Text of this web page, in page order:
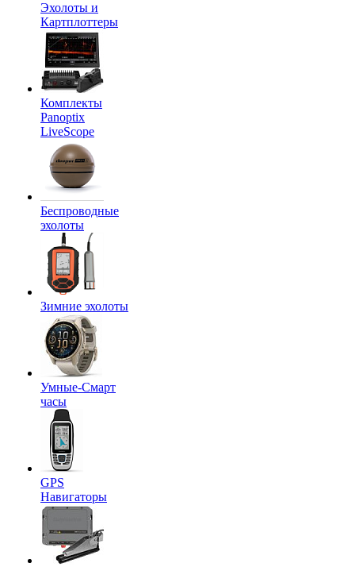
Эхолоты и
Картплоттеры
Комплекты
Panoptix
LiveScope
Беспроводные
эхолоты
Зимние эхолоты
Умные-Смарт
часы
GPS
Навигаторы